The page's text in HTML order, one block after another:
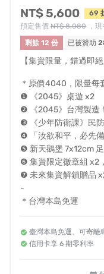
《2045》沈浸感絕佳
超值、快速上手。這
則請點此
遊戲人數：3-5人
遊戲年齡：15+
遊戲時長：90-180分
你都看到這了，請用
徐某人介紹本遊戲
NT$ 5,600
69
預定售價 NT$ 8,080 ，
剩餘 12 份
已被贊助
【集資限量，錯過即絕
＊原價4040，限量
❶ 《2045》桌遊 x2
❷ 《2045》台灣製造
❸ 《少年防衛課》民
❹ 「汝欲和平，必先
❺ 新天鵝堡 7x12cm
❻ 集資限定徽章組 x2
❼ 未來集資解鎖贈品
-
＊台灣本島免運
臺灣本島免運、可寄離
信用卡享 6 期零利率